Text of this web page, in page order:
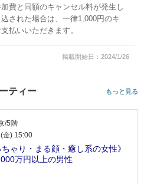
費と同額のキャンセル料が発生し
された場合は、一律1,000円のキ
払いいただきます。
掲載開始日：2024/1/26
ティー もっと見る
/5階
金) 15:00
ちゃり・まる顔・癒し系の女性》
万円以上の男性